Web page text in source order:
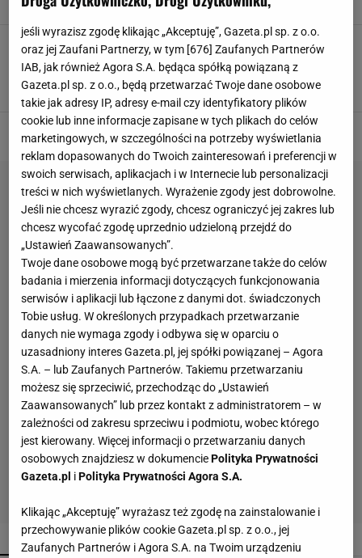
Quiz wiedzy o Polsce. Prawdziwy Polak ma w
tym quizie minimum 10/12
NAJNOWSZE QUIZY DZISIAJ DODANE PATRIOTA
POLSKA
QUIZ WIEDZY
POPULARNE NAJNOWSZE
jeśli wyrazisz zgodę klikając „Akceptuję”, Gazeta.pl sp. z o.o.
oraz jej Zaufani Partnerzy, w tym [676] Zaufanych Partnerów
IAB, jak również Agora S.A. będąca spółką powiązaną z
Gazeta.pl sp. z o.o., będą przetwarzać Twoje dane osobowe
takie jak adresy IP, adresy e-mail czy identyfikatory plików
cookie lub inne informacje zapisane w tych plikach do celów
marketingowych, w szczególności na potrzeby wyświetlania
reklam dopasowanych do Twoich zainteresowań i preferencji w
swoich serwisach, aplikacjach i w Internecie lub personalizacji
treści w nich wyświetlanych. Wyrażenie zgody jest dobrowolne.
Jeśli nie chcesz wyrazić zgody, chcesz ograniczyć jej zakres lub
chcesz wycofać zgodę uprzednio udzieloną przejdź do
„Ustawień Zaawansowanych”.
Twoje dane osobowe mogą być przetwarzane także do celów
badania i mierzenia informacji dotyczących funkcjonowania
serwisów i aplikacji lub łączone z danymi dot. świadczonych
Tobie usług. W określonych przypadkach przetwarzanie
danych nie wymaga zgody i odbywa się w oparciu o
uzasadniony interes Gazeta.pl, jej spółki powiązanej – Agora
S.A. – lub Zaufanych Partnerów. Takiemu przetwarzaniu
możesz się sprzeciwić, przechodząc do „Ustawień
Zaawansowanych” lub przez kontakt z administratorem – w
zależności od zakresu sprzeciwu i podmiotu, wobec którego
jest kierowany. Więcej informacji o przetwarzaniu danych
osobowych znajdziesz w dokumenciePolityka Prywatności
Gazeta.pl iPolityka Prywatności Agora S.A.
Klikając „Akceptuję” wyrażasz też zgodę na zainstalowanie i
przechowywanie plików cookie Gazeta.pl sp. z o.o., jej
Zaufanych Partnerów i Agora S.A. na Twoim urządzeniu